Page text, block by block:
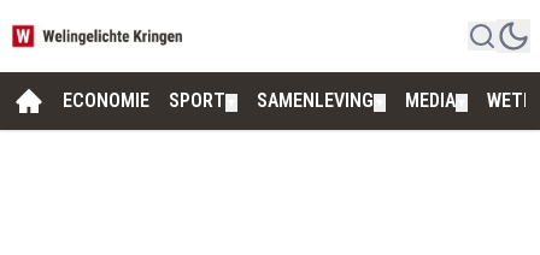
ECONOMIE SPORT SAMENLEVING MEDIA